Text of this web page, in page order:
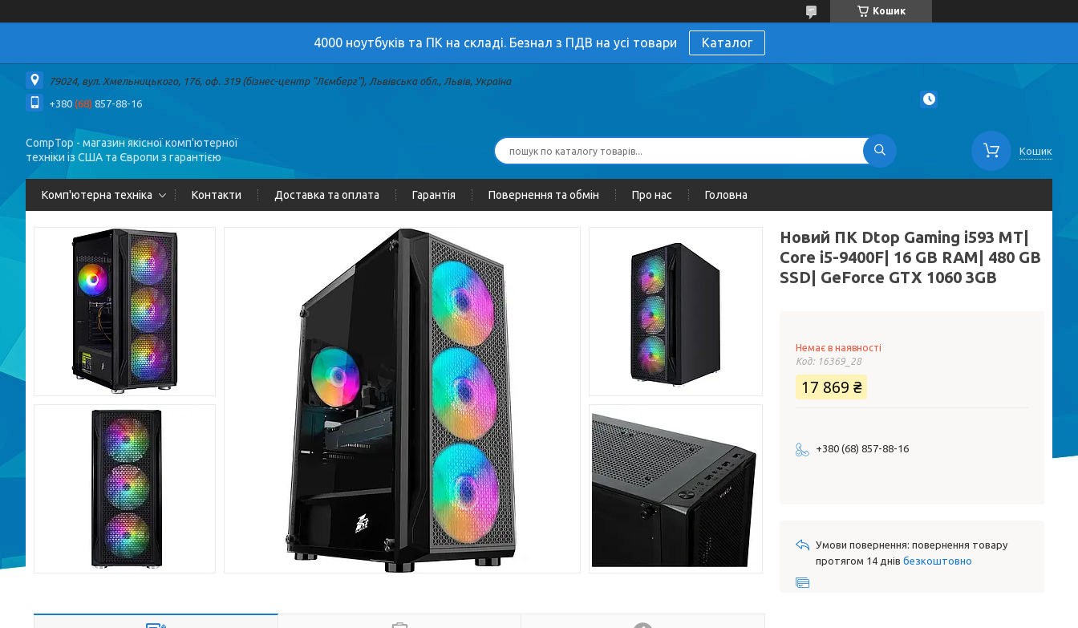
Кошик
4000 ноутбуків та ПК на складі. Безнал з ПДВ на усі товари Каталог
79024, вул. Хмельницького, 176, оф. 319 (бізнес-центр "Лємберг"), Львівська обл., Львів, Україна
+380 (68) 857-88-16
CompTop - магазин якісної комп'ютерної
техніки із США та Європи з гарантією
Кошик
Комп'ютерна техніка Контакти Доставка та оплата Гарантія Повернення та обмін Про нас Головна
Новий ПК Dtop Gaming i593 MT|
Core i5-9400F| 16 GB RAM| 480 GB
SSD| GeForce GTX 1060 3GB
Немає в наявності
Код: 16369_28
17 869 ₴
+380 (68) 857-88-16
повернення товару
протягом 14 днів безкоштовно